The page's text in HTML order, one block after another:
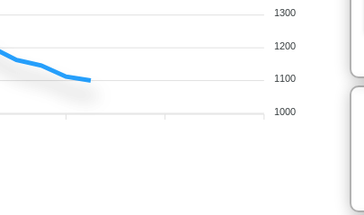
1300
1200
1100
1000